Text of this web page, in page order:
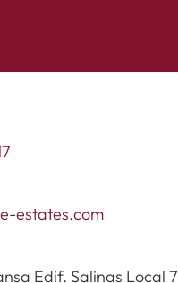
estates.com
Edif. Salinas Local 7